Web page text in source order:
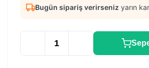
Bugün sipariş verirseniz yarın